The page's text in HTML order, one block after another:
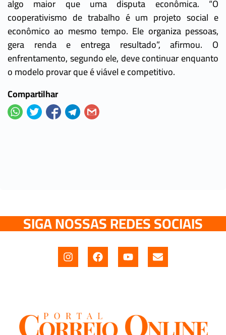
algo maior que uma disputa econômica. “O
cooperativismo de trabalho é um projeto social e
econômico ao mesmo tempo. Ele organiza pessoas,
gera renda e entrega resultado”, afirmou. O
enfrentamento, segundo ele, deve continuar enquanto
o modelo provar que é viável e competitivo.
Compartilhar
SIGA NOSSAS REDES SOCIAIS